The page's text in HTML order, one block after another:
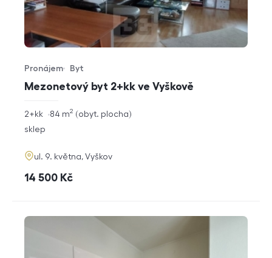
Mezonetový byt 2+kk ve Vyškově
Typ nabídky
Pronájem
Typ nemovitosti
Byt
rozměry
dispozice
2+kk obyt. plocha
84 m2
funkce
sklep
adresa
ul. 9. května, Vyškov
cena
14 500 Kč